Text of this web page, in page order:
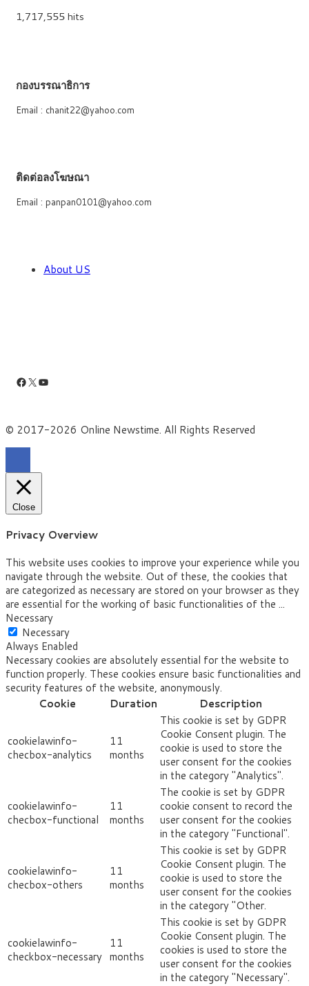
1,717,555 hits
กองบรรณาธิการ
Email : chanit22@yahoo.com
ติดต่อลงโฆษณา
Email : panpan0101@yahoo.com
About US
Facebook
X YouTube
© 2017-2026 Online Newstime. All Rights Reserved
Close
Privacy Overview
This website uses cookies to improve your experience while you
navigate through the website. Out of these, the cookies that
are categorized as necessary are stored on your browser as they
are essential for the working of basic functionalities of the ...
Necessary
Necessary
Always Enabled
Necessary cookies are absolutely essential for the website to
function properly. These cookies ensure basic functionalities and
security features of the website, anonymously.
Cookie
Duration Description
cookielawinfo-
checbox-analytics
11
months
This cookie is set by GDPR
Cookie Consent plugin. The
cookie is used to store the
user consent for the cookies
in the category "Analytics".
cookielawinfo-
checbox-functional
11
months
The cookie is set by GDPR
cookie consent to record the
user consent for the cookies
in the category "Functional".
cookielawinfo-
checbox-others
11
months
This cookie is set by GDPR
Cookie Consent plugin. The
cookie is used to store the
user consent for the cookies
in the category "Other.
cookielawinfo-
checkbox-necessary
11
months
This cookie is set by GDPR
Cookie Consent plugin. The
cookies is used to store the
user consent for the cookies
in the category "Necessary".